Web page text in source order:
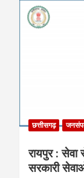
छत्तीसगढ़
रायपुर :
सरकारी